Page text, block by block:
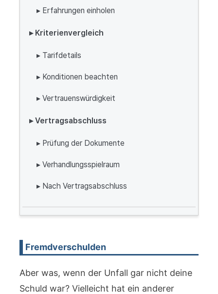
▸ Erfahrungen einholen
▸ Kriterienvergleich
▸ Tarifdetails
▸ Konditionen beachten
▸ Vertrauenswürdigkeit
▸ Vertragsabschluss
▸ Prüfung der Dokumente
▸ Verhandlungsspielraum
▸ Nach Vertragsabschluss
Fremdverschulden
Aber was, wenn der Unfall gar nicht deine
Schuld war? Vielleicht hat ein anderer